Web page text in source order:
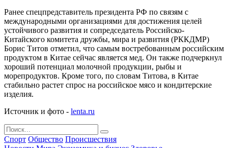
Ранее спецпредставитель президента РФ по связям с
международными организациями для достижения целей
устойчивого развития и сопредседатель Российско-
Китайского комитета дружбы, мира и развития (РККДМР)
Борис Титов отметил, что самым востребованным российским
продуктом в Китае сейчас является мед. Он также подчеркнул
хороший потенциал молочной продукции, рыбы и
морепродуктов. Кроме того, по словам Титова, в Китае
стабильно растет спрос на российское мясо и кондитерские
изделия.
Источник и фото - lenta.ru
Спорт Общество Происшествия